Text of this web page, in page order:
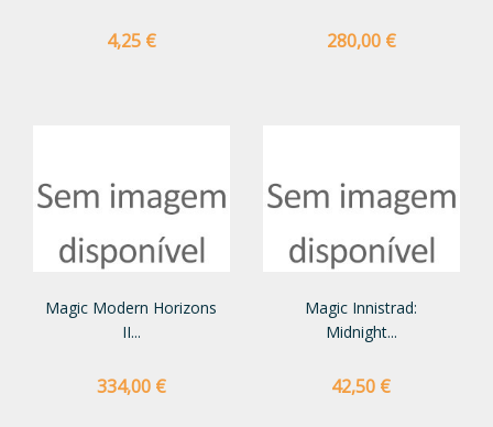
Preço
4,25 € Preço
280,00 €
Magic Modern Horizons
II...
Preço
334,00 €
Magic Innistrad:
Midnight...
Preço
42,50 €